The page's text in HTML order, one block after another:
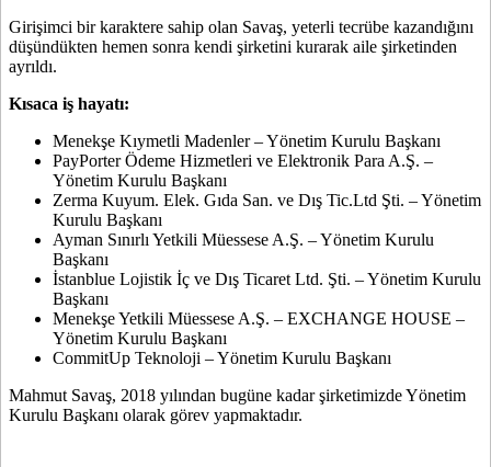
Girişimci bir karaktere sahip olan Savaş, yeterli tecrübe kazandığını
düşündükten hemen sonra kendi şirketini kurarak aile şirketinden
ayrıldı.
Kısaca iş hayatı:
Menekşe Kıymetli Madenler – Yönetim Kurulu Başkanı
PayPorter Ödeme Hizmetleri ve Elektronik Para A.Ş. –
Yönetim Kurulu Başkanı
Zerma Kuyum. Elek. Gıda San. ve Dış Tic.Ltd Şti. – Yönetim
Kurulu Başkanı
Ayman Sınırlı Yetkili Müessese A.Ş. – Yönetim Kurulu
Başkanı
İstanblue Lojistik İç ve Dış Ticaret Ltd. Şti. – Yönetim Kurulu
Başkanı
Menekşe Yetkili Müessese A.Ş. – EXCHANGE HOUSE –
Yönetim Kurulu Başkanı
CommitUp Teknoloji – Yönetim Kurulu Başkanı
Mahmut Savaş, 2018 yılından bugüne kadar şirketimizde Yönetim
Kurulu Başkanı olarak görev yapmaktadır.